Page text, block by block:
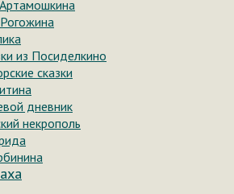
из Посиделкино
сказки
дневник
некрополь